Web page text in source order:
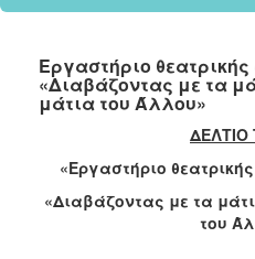
2024
2022
2021
2019
2018
Eργαστήριο
«Διαβάζοντας με τα
μάτια του Άλλου»
ΔΕΛΤΙΟ
«Eργαστήριο
«Διαβάζοντας με τα
του